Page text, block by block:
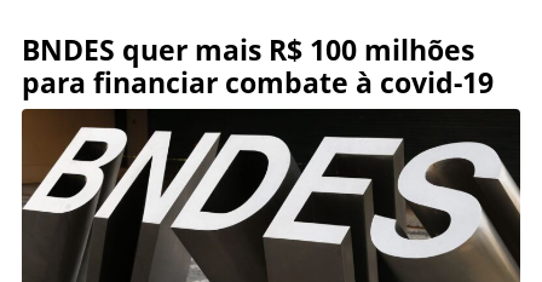
BNDES quer mais R$ 100 milhões
para financiar combate à covid-19